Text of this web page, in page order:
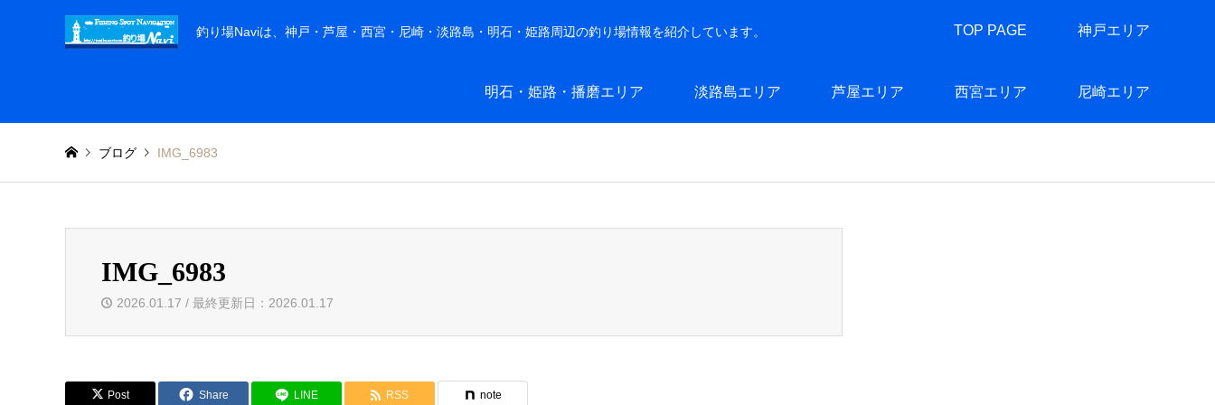
釣り場Naviは、神戸・芦屋・西宮・尼崎・淡路島・明石・姫路周辺の釣り場情報を紹介しています。 TOP PAGE 神戸エリア
明石・姫路・播磨エリア 淡路島エリア 芦屋エリア 西宮エリア 尼崎エリア
ブログ IMG_6983
IMG_6983
2026.01.17 / 最終更新日：2026.01.17
Post Share LINE RSS note